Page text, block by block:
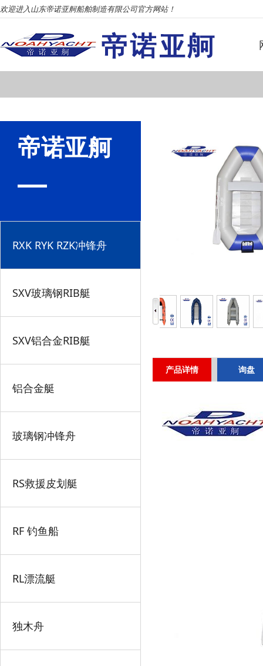
欢迎进入山东帝诺亚舸船舶制造有限公司官方网站！
帝诺亚舸
RXK RYK RZK冲锋舟
SXV玻璃钢RIB艇
SXV铝合金RIB艇
铝合金艇
玻璃钢冲锋舟
RS救援皮划艇
RF 钓鱼船
RL漂流艇
独木舟
产品详情 询盘